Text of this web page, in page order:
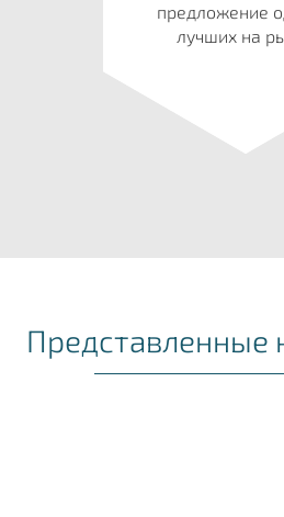
предложение
лучших на
Представленные